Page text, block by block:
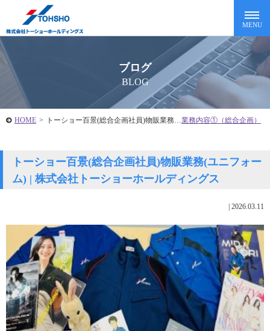
ブログ
BLOG
HOME > 業務内容①（総合企画）
トーショー百景(総合企画社員)物販業務…
トーショー百景(総合企画社員)物販業務(ユニフォー
ム) | 株式会社トーショーホールディングス
2026.03.11